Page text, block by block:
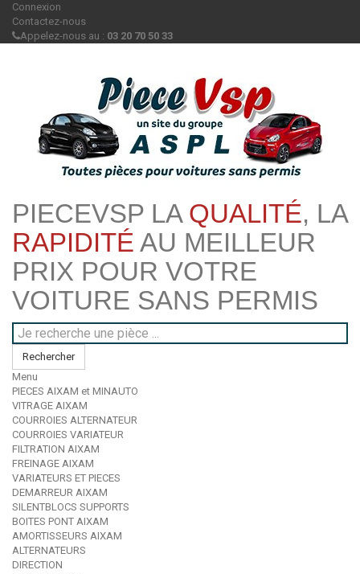
Connexion
Contactez-nous
Appelez-nous au : 03 20 70 50 33
PIECEVSP LA QUALITÉ, LA
RAPIDITÉ AU MEILLEUR
PRIX POUR VOTRE
VOITURE SANS PERMIS
Rechercher
Menu
PIECES AIXAM et MINAUTO
VITRAGE AIXAM
COURROIES ALTERNATEUR
COURROIES VARIATEUR
FILTRATION AIXAM
FREINAGE AIXAM
VARIATEURS ET PIECES
DEMARREUR AIXAM
SILENTBLOCS SUPPORTS
BOITES PONT AIXAM
AMORTISSEURS AIXAM
ALTERNATEURS
DIRECTION